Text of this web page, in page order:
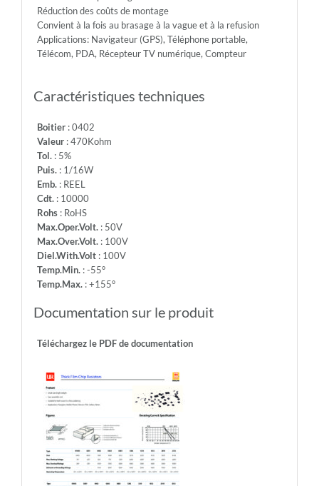
+155°
Réduction des coûts de montage
Convient à la fois au brasage à la vague et à la refusion
Applications: Navigateur (GPS), Téléphone portable,
Télécom, PDA, Récepteur TV numérique, Compteur
Caractéristiques techniques
Boitier: 0402
Valeur: 470Kohm
Tol.: 5%
Puis.: 1/16W
Emb.: REEL
Cdt.: 10000
Rohs: RoHS
Max.Oper.Volt.: 50V
Max.Over.Volt.: 100V
Diel.With.Volt: 100V
Temp.Min.: -55°
Temp.Max.: +155°
Documentation sur le produit
Téléchargez le PDF de documentation